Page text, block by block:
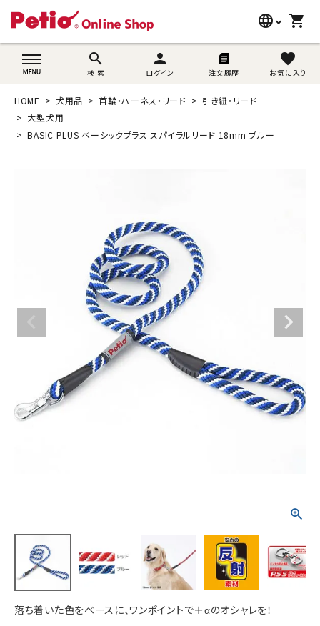
language
wovn-lang-name
shopping_cart
search
検 索
person
ログイン 注文履歴
favorite
お気に入り
search
猫用品
ご利用案内
ACCOUNT MENU
ログイン 新規会員登録
HOME 犬用品 首輪・ハーネス・リード
引き紐・リード
大型犬用
BASIC PLUS ベーシックプラス スパイラルリード 18mm ブルー
落ち着いた色をベースに、ワンポイントで＋αのオシャレを！